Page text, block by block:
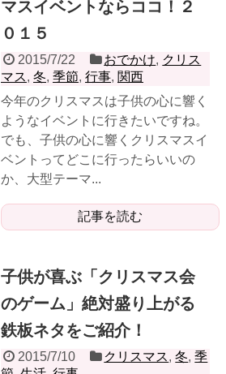
マスイベントならココ！２
０１５
2015/7/22 おでかけ, クリス
マス, 冬, 季節, 行事, 関西
今年のクリスマスは子供の心に響く
ようなイベントに行きたいですね。
でも、子供の心に響くクリスマスイ
ベントってどこに行ったらいいの
か、大型テーマ...
記事を読む
子供が喜ぶ「クリスマス会
のゲーム」絶対盛り上がる
鉄板ネタをご紹介！
2015/7/10 クリスマス,冬,季